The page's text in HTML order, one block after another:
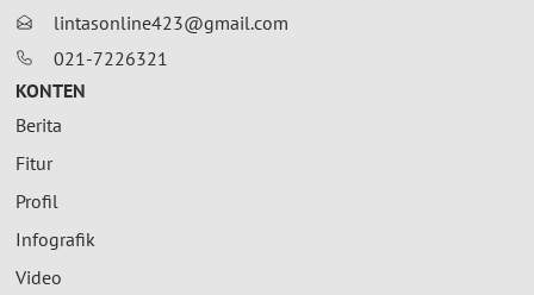
lintasonline423@gmail.com
021-7226321
KONTEN
Berita
Fitur
Profil
Infografik
Video